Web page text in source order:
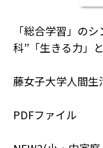
「総合学習」の
科”「生きる力」
藤女子大学人間
PDFファイル